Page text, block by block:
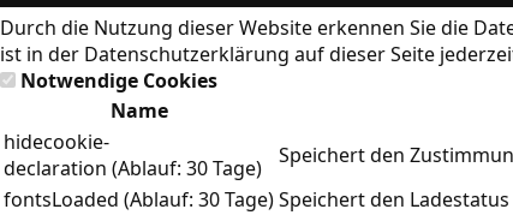
Durch die Nutzung dieser Website erkennen Sie die
ist in der Datenschutzerklärung auf dieser Seite
Notwendige Cookies
Name
hidecookie-
declaration (Ablauf: 30 Tage)
Speichert den
fontsLoaded (Ablauf: 30 Tage)Speichert den